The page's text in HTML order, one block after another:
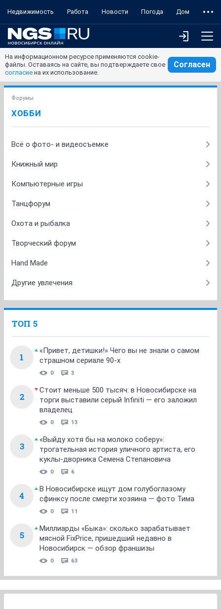
Недвижимость Работа Новости Погода Дом
На информационном ресурсе применяются cookie-
файлы. Оставаясь на сайте, вы подтверждаете свое
согласие на их использование.
Согласен
Форумы
ХОББИ
Всё о фото- и видеосъемке
Книжный мир
Компьютерные игры
Танцфорум
Охота и рыбалка
Творческий форум
Hand Made
Другие увлечения
ТОП 5
1
«Привет, детишки!» Чего вы не знали о самом
страшном сериале 90-х
0 3
2
Стоит меньше 500 тысяч: в Новосибирске на
торги выставили серый Infiniti — его заложил
владелец
0 13
3
«Выйду хотя бы на молоко соберу»:
трогательная история уличного артиста, его
куклы-дворника Семена Степановича
0 6
4
В Новосибирске ищут дом голубоглазому
сфинксу после смерти хозяина — фото Тима
0 11
5
Миллиарды «Быка»: сколько зарабатывает
мясной FixPrice, пришедший недавно в
Новосибирск — обзор франшизы
0 63